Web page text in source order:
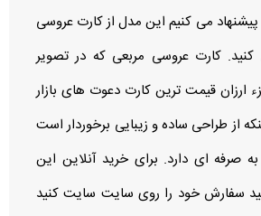
می کنیم این مدل از کارت عروسی
کنید. کارت عروسی مربعی که در تصویر
ارزان قیمت ترین کارت دعوت های بازار
از طراحی ساده و زیبایی برخوردار است
صرفه ای دارد. برای خرید آنلاین این
سفارش خود را روی سایت سایت کنید